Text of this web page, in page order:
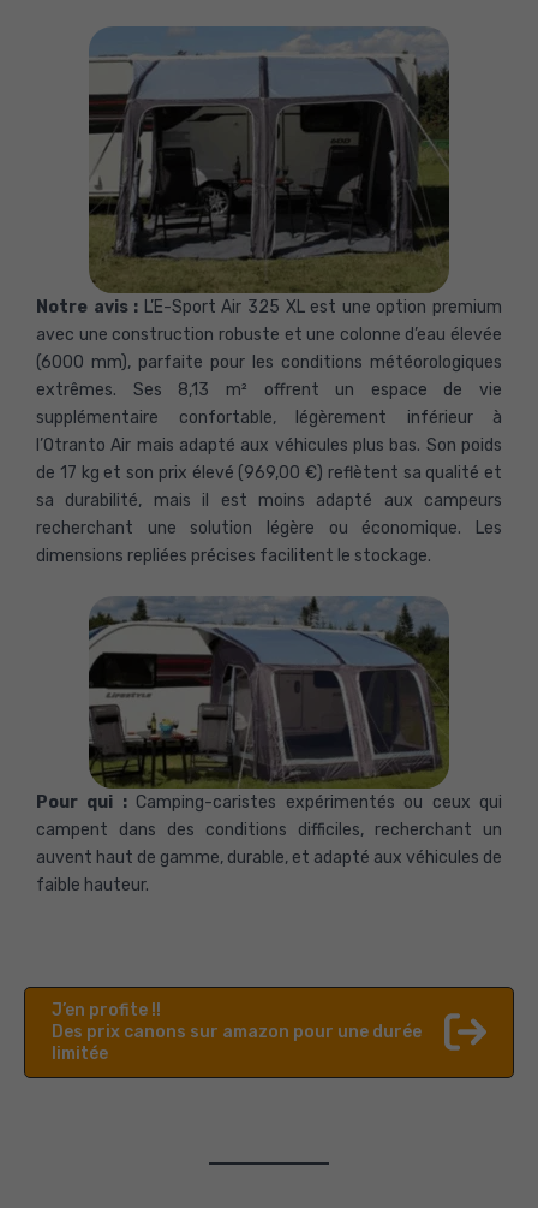
Notre avis : L’E-Sport Air 325 XL est une option premium
avec une construction robuste et une colonne d’eau élevée
(6000 mm), parfaite pour les conditions météorologiques
extrêmes. Ses 8,13 m² offrent un espace de vie
supplémentaire confortable, légèrement inférieur à
l’Otranto Air mais adapté aux véhicules plus bas. Son poids
de 17 kg et son prix élevé (969,00 €) reflètent sa qualité et
sa durabilité, mais il est moins adapté aux campeurs
recherchant une solution légère ou économique. Les
dimensions repliées précises facilitent le stockage.
Pour qui :Camping-caristes expérimentés ou ceux qui
campent dans des conditions difficiles, recherchant un
auvent haut de gamme, durable, et adapté aux véhicules de
faible hauteur.
J’en profite !!
Des prix canons sur amazon pour une durée
limitée